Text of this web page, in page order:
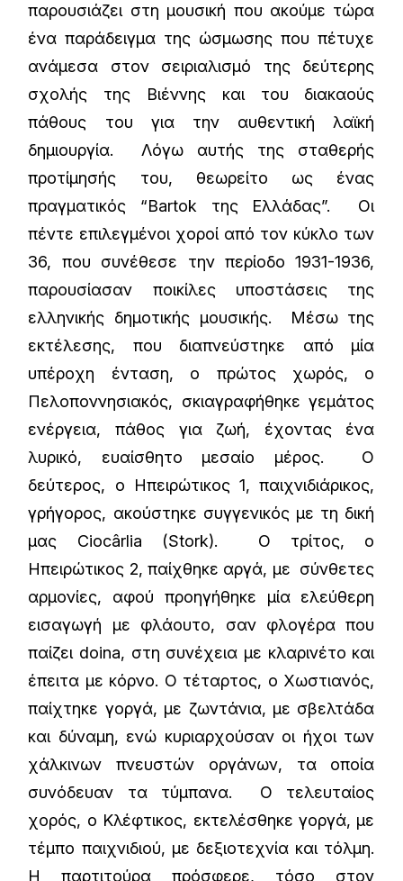
παρουσιάζει στη μουσική που ακούμε τώρα
ένα παράδειγμα της ώσμωσης που πέτυχε
ανάμεσα στον σειριαλισμό της δεύτερης
σχολής της Βιέννης και του διακαούς
πάθους του για την αυθεντική λαϊκή
δημιουργία. Λόγω αυτής της σταθερής
προτίμησής του, θεωρείτο ως ένας
πραγματικός “Bartok της Ελλάδας”. Οι
πέντε επιλεγμένοι χοροί από τον κύκλο των
36, που συνέθεσε την περίοδο 1931-1936,
παρουσίασαν ποικίλες υποστάσεις της
ελληνικής δημοτικής μουσικής. Μέσω της
εκτέλεσης, που διαπνεύστηκε από μία
υπέροχη ένταση, ο πρώτος χωρός, ο
Πελοποννησιακός, σκιαγραφήθηκε γεμάτος
ενέργεια, πάθος για ζωή, έχοντας ένα
λυρικό, ευαίσθητο μεσαίο μέρος. Ο
δεύτερος, ο Ηπειρώτικος 1, παιχνιδιάρικος,
γρήγορος, ακούστηκε συγγενικός με τη δική
μας Ciocârlia (Stork). O τρίτος, ο
Ηπειρώτικος 2, παίχθηκε αργά, με σύνθετες
αρμονίες, αφού προηγήθηκε μία ελεύθερη
εισαγωγή με φλάουτο, σαν φλογέρα που
παίζει doina, στη συνέχεια με κλαρινέτο και
έπειτα με κόρνο. Ο τέταρτος, ο Χωστιανός,
παίχτηκε γοργά, με ζωντάνια, με σβελτάδα
και δύναμη, ενώ κυριαρχούσαν οι ήχοι των
χάλκινων πνευστών οργάνων, τα οποία
συνόδευαν τα τύμπανα. Ο τελευταίος
χορός, ο Κλέφτικος, εκτελέσθηκε γοργά, με
τέμπο παιχνιδιού, με δεξιοτεχνία και τόλμη.
Η παρτιτούρα πρόσφερε, τόσο στον